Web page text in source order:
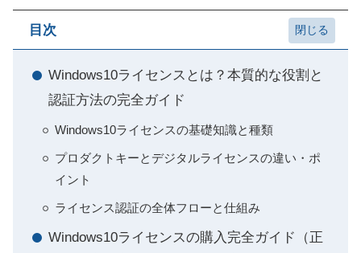
目次
Windows10ライセンスとは？本質的な役割と
認証方法の完全ガイド
Windows10ライセンスの基礎知識と種類
プロダクトキーとデジタルライセンスの違い・ポ
イント
ライセンス認証の全体フローと仕組み
Windows10ライセンスの購入完全ガイド（正